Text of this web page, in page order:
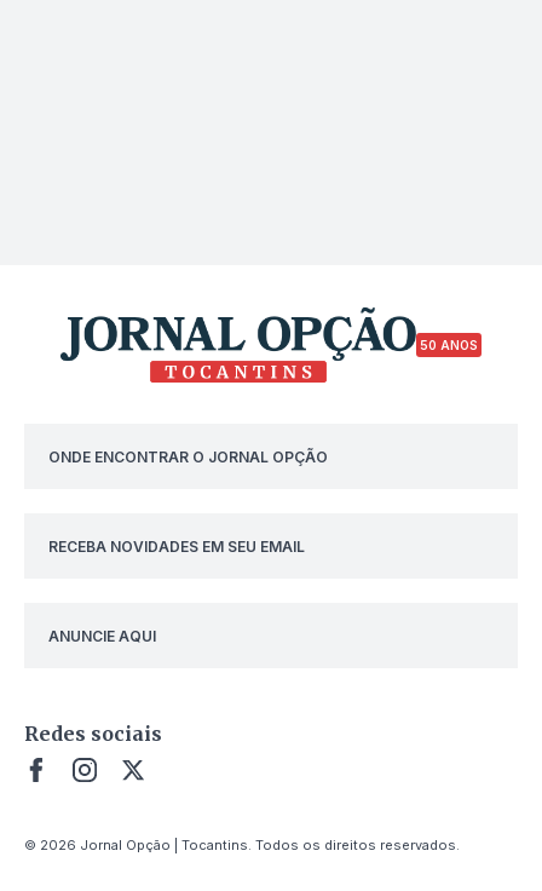
50 ANOS
ONDE ENCONTRAR O JORNAL OPÇÃO
RECEBA NOVIDADES EM SEU EMAIL
ANUNCIE AQUI
Redes sociais
© 2026 Jornal Opção | Tocantins. Todos os direitos reservados.